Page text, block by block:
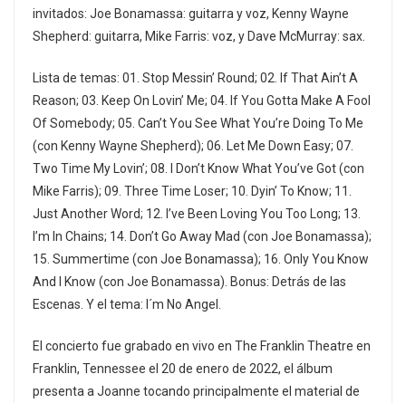
invitados: Joe Bonamassa: guitarra y voz, Kenny Wayne
Shepherd: guitarra, Mike Farris: voz, y Dave McMurray: sax.
Lista de temas: 01. Stop Messin’ Round; 02. If That Ain’t A
Reason; 03. Keep On Lovin’ Me; 04. If You Gotta Make A Fool
Of Somebody; 05. Can’t You See What You’re Doing To Me
(con Kenny Wayne Shepherd); 06. Let Me Down Easy; 07.
Two Time My Lovin’; 08. I Don’t Know What You’ve Got (con
Mike Farris); 09. Three Time Loser; 10. Dyin’ To Know; 11.
Just Another Word; 12. I’ve Been Loving You Too Long; 13.
I’m In Chains; 14. Don’t Go Away Mad (con Joe Bonamassa);
15. Summertime (con Joe Bonamassa); 16. Only You Know
And I Know (con Joe Bonamassa). Bonus: Detrás de las
Escenas. Y el tema: I´m No Angel.
El concierto fue grabado en vivo en The Franklin Theatre en
Franklin, Tennessee el 20 de enero de 2022, el álbum
presenta a Joanne tocando principalmente el material de